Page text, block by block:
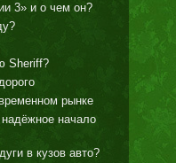
3» и о чем он?
Sheriff?
рынке
начало
в кузов авто?